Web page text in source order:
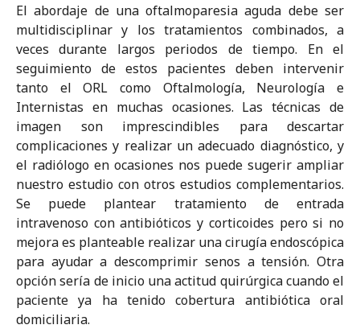
El abordaje de una oftalmoparesia aguda debe ser
multidisciplinar y los tratamientos combinados, a
veces durante largos periodos de tiempo. En el
seguimiento de estos pacientes deben intervenir
tanto el ORL como Oftalmología, Neurología e
Internistas en muchas ocasiones. Las técnicas de
imagen son imprescindibles para descartar
complicaciones y realizar un adecuado diagnóstico, y
el radiólogo en ocasiones nos puede sugerir ampliar
nuestro estudio con otros estudios complementarios.
Se puede plantear tratamiento de entrada
intravenoso con antibióticos y corticoides pero si no
mejora es planteable realizar una cirugía endoscópica
para ayudar a descomprimir senos a tensión. Otra
opción sería de inicio una actitud quirúrgica cuando el
paciente ya ha tenido cobertura antibiótica oral
domiciliaria.